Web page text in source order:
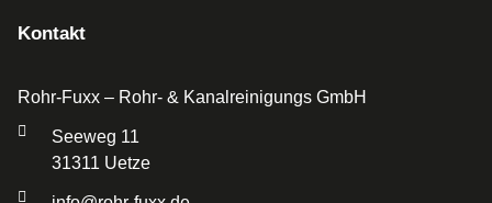
Kontakt
Rohr-Fuxx – Rohr- & Kanalreinigungs GmbH
Seeweg 11
31311 Uetze